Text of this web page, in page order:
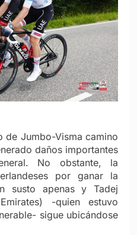
de Jumbo-Visma camino
daños importantes
No obstante, la
por ganar la
susto apenas y Tadej
-quien estuvo
sigue ubicándose